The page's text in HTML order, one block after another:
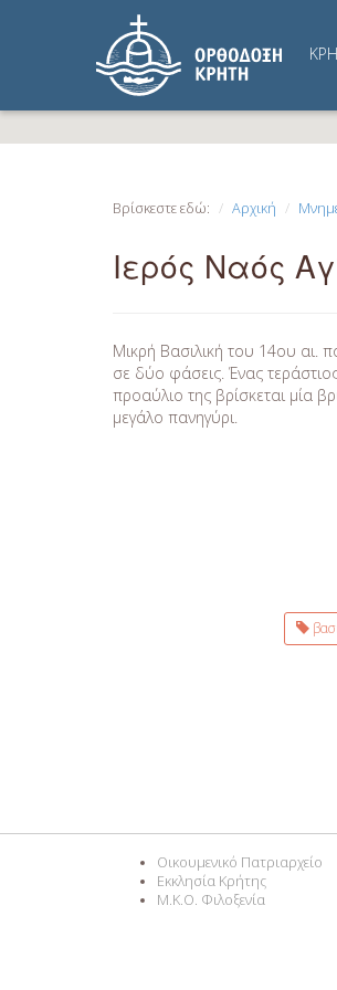
Βρίσκεστε εδώ: Αρχική
Ιερός Ναός
Μικρή Βασιλική του 14ου αι.
σε δύο φάσεις. Ένας
προαύλιο της βρίσκεται μία
μεγάλο πανηγύρι.
Οικουμενικό Πατριαρχείο
Εκκλησία Κρήτης
M.K.O. Φιλοξενία